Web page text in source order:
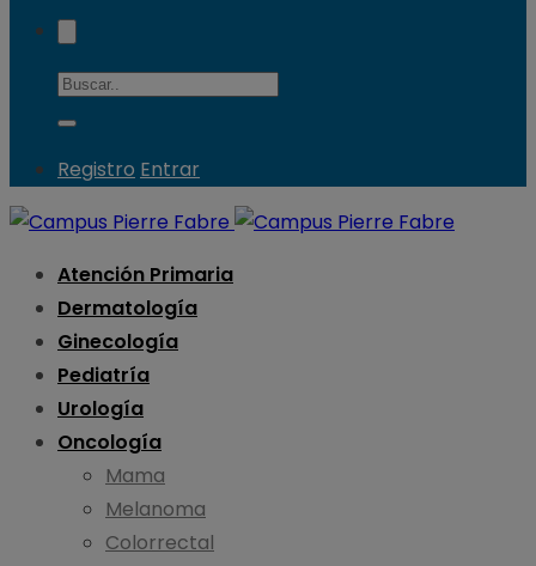
Registro Entrar
Atención Primaria
Dermatología
Ginecología
Pediatría
Urología
Oncología
Mama
Melanoma
Colorrectal